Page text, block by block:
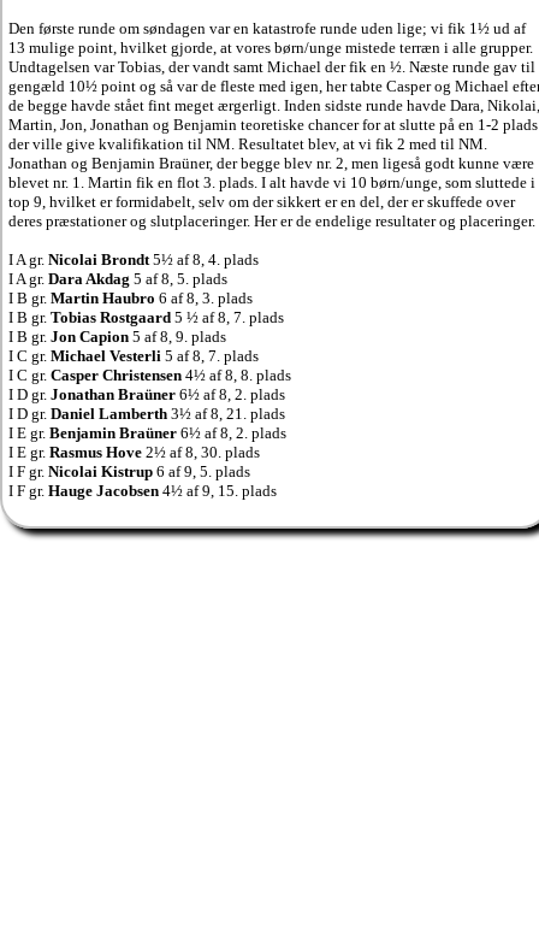
Den første runde om søndagen var en katastrofe runde uden lige; vi fik 1½ ud af
13 mulige point, hvilket gjorde, at vores børn/unge mistede terræn i alle grupper.
Undtagelsen var Tobias, der vandt samt Michael der fik en ½. Næste runde gav til
gengæld 10½ point og så var de fleste med igen, her tabte Casper og Michael
de begge havde stået fint meget ærgerligt. Inden sidste runde havde Dara, Nikolai,
Martin, Jon, Jonathan og Benjamin teoretiske chancer for at slutte på en 1-2 plads
der ville give kvalifikation til NM. Resultatet blev, at vi fik 2 med til NM.
Jonathan og Benjamin Braüner, der begge blev nr. 2, men ligeså godt kunne være
blevet nr. 1. Martin fik en flot 3. plads. I alt havde vi 10 børn/unge, som sluttede i
top 9, hvilket er formidabelt, selv om der sikkert er en del, der er skuffede over
deres præstationer og slutplaceringer. Her er de endelige resultater og placeringer.
I A gr. Nicolai Brondt5½ af 8, 4. plads
I A gr. Dara Akdag 5 af 8, 5. plads
I B gr. Martin Haubro 6 af 8, 3. plads
I B gr. Tobias Rostgaard 5 ½ af 8, 7. plads
I B gr. Jon Capion 5 af 8, 9. plads
I C gr. Michael Vesterli 5 af 8, 7. plads
I C gr. Casper Christensen 4½ af 8, 8. plads
I D gr. Jonathan Braüner 6½ af 8, 2. plads
I D gr. Daniel Lamberth 3½ af 8, 21. plads
I E gr. Benjamin Braüner 6½ af 8, 2. plads
I E gr. Rasmus Hove 2½ af 8, 30. plads
I F gr. Nicolai Kistrup 6 af 9, 5. plads
I F gr. Hauge Jacobsen 4½ af 9, 15. plads